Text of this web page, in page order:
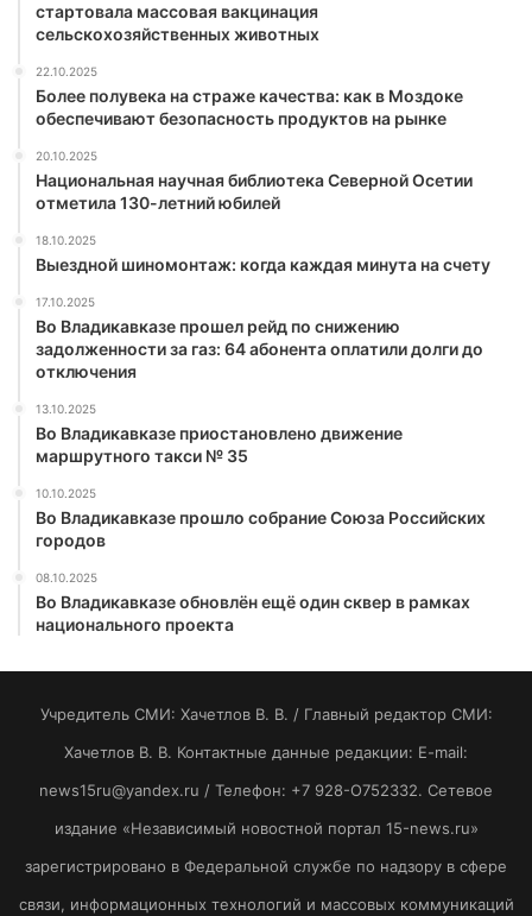
стартовала массовая вакцинация
сельскохозяйственных животных
22.10.2025
Более полувека на страже качества: как в Моздоке
обеспечивают безопасность продуктов на рынке
20.10.2025
Национальная научная библиотека Северной Осетии
отметила 130-летний юбилей
18.10.2025
Выездной шиномонтаж: когда каждая минута на счету
17.10.2025
Во Владикавказе прошел рейд по снижению
задолженности за газ: 64 абонента оплатили долги до
отключения
13.10.2025
Во Владикавказе приостановлено движение
маршрутного такси № 35
10.10.2025
Во Владикавказе прошло собрание Союза Российских
городов
08.10.2025
Во Владикавказе обновлён ещё один сквер в рамках
национального проекта
Учредитель СМИ: Хaчeтлoв B. B. / Главный редактор СМИ:
Хaчeтлoв B. B. Контактные данные редакции: E-mail:
news15ru@yandex.ru / Телефон: +7 928-O752332. Сетевое
издание «Независимый новостной портал 15-news.ru»
зарегистрировано в Федеральной службе по надзору в сфере
связи, информационных технологий и массовых коммуникаций